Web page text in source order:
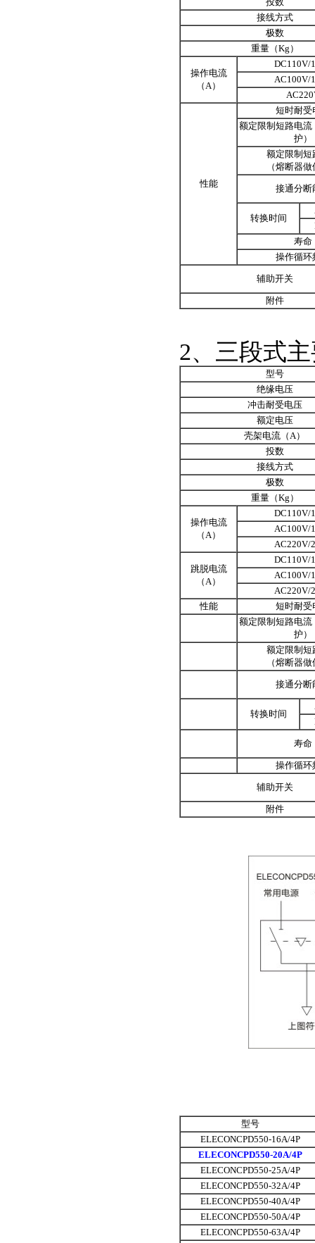
接线方式
极数
重量（Kg）
操作电流
（A）
DC110V/
AC100V/
性能
短时耐受
额定限制短路电流
护）
额定限制短
（熔断器
接通分断
转换时间
寿命
操作循环
辅助开关
附件
2、三段式
型号
绝缘电压
冲击耐受电压
额定电压
壳架电流（A）
投数
接线方式
极数
重量（Kg）
操作电流
（A）
DC110V/
AC100V/
AC220V/
跳脱电流
（A）
DC110V/
AC100V/
AC220V/
性能
短时耐受
额定限制短路电流
护）
额定限制短
（熔断器
接通分断
转换时间
寿命
操作循环
辅助开关
附件
型号
ELECONCPD550-16A/4P
ELECONCPD550-20A/4P
ELECONCPD550-25A/4P
ELECONCPD550-32A/4P
ELECONCPD550-40A/4P
ELECONCPD550-50A/4P
ELECONCPD550-63A/4P